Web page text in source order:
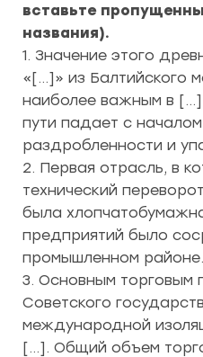
вставьте
названия).
1. Значение этого
«[…]» из Балтийского
наиболее важным в […]
пути падает с
раздробленности и
2. Первая отрасль, в
технический
была
предприятий было
промышленном районе.
3. Основным торговым
Советского
международной
[…]. Общий объем